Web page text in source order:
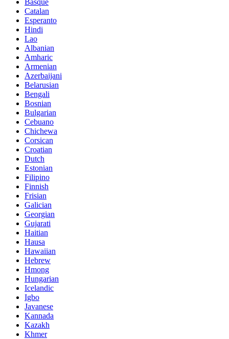
Basque
Catalan
Esperanto
Hindi
Lao
Albanian
Amharic
Armenian
Azerbaijani
Belarusian
Bengali
Bosnian
Bulgarian
Cebuano
Chichewa
Corsican
Croatian
Dutch
Estonian
Filipino
Finnish
Frisian
Galician
Georgian
Gujarati
Haitian
Hausa
Hawaiian
Hebrew
Hmong
Hungarian
Icelandic
Igbo
Javanese
Kannada
Kazakh
Khmer